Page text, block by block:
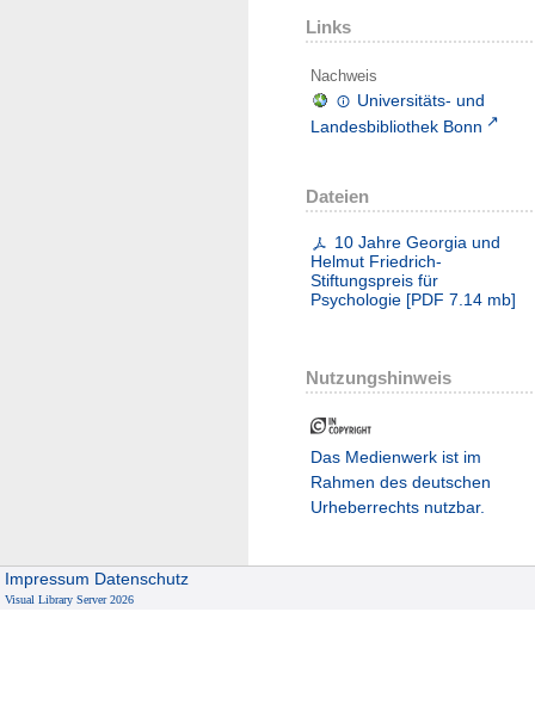
Links
Nachweis
Universitäts- und
Landesbibliothek Bonn
Dateien
10 Jahre Georgia und
Helmut Friedrich-
Stiftungspreis für
Psychologie [PDF 7.14 mb]
Nutzungshinweis
Das Medienwerk ist im
Rahmen des deutschen
Urheberrechts nutzbar.
Impressum Datenschutz
Visual Library Server 2026